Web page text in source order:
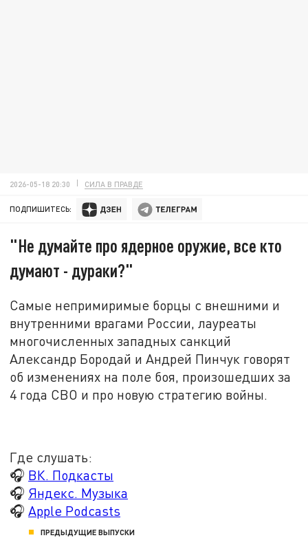
2026-05-18 20:30 СИЛА В ПРАВДЕ
ПОДПИШИТЕСЬ:
"Не думайте про ядерное оружие, все кто
думают - дураки?"
Самые непримиримые борцы с внешними и
внутренними врагами России, лауреаты
многочисленных западных санкций
Александр Бородай и Андрей Пинчук говорят
об изменениях на поле боя, произошедших за
4 года СВО и про новую стратегию войны.
Где слушать:
🎧 ВК. Подкасты
🎧 Яндекс. Музыка
🎧Apple Podcasts
ПРЕДЫДУЩИЕ ВЫПУСКИ